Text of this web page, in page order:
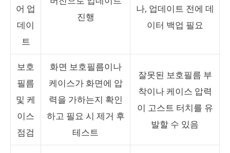
어 업
데이
트
진행
나, 업데이트 전에 데
이터 백업 필요
보호
필름
및 케
이스
점검
화면 보호필름이나
케이스가 화면에 압
력을 가하는지 확인
하고 필요 시 제거 후
테스트
잘못된 보호필름 부
착이나 케이스 압력
이 고스트 터치를 유
발할 수 있음